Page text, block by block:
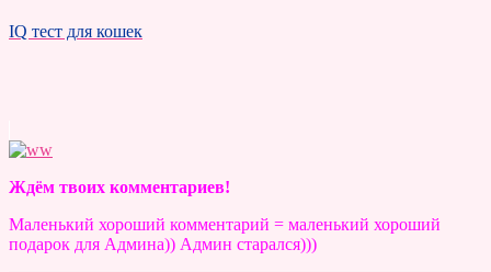
IQ тест для кошек
Ждём твоих комментариев!
Маленький хороший комментарий = маленький хороший
подарок для Админа)) Админ старался)))